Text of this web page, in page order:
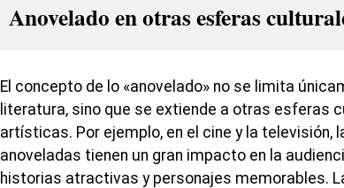
Anovelado en otras esferas
El concepto de lo «anovelado» no se limita
literatura, sino que se extiende a otras esferas
artísticas. Por ejemplo, en el cine y la televisión,
anoveladas tienen un gran impacto en la
historias atractivas y personajes memorables.